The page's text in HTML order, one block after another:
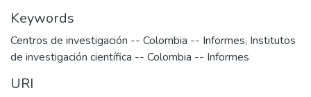
Keywords
Centros de investigación -- Colombia -- Informes, Institutos
de investigación científica -- Colombia -- Informes
URI